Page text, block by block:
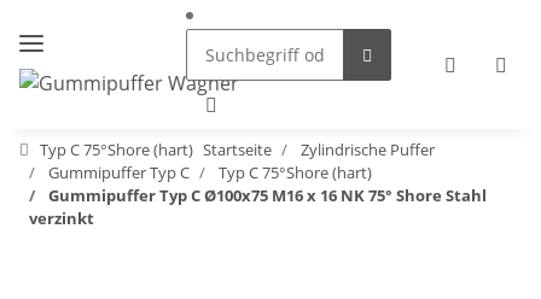
Typ C 75°Shore (hart) Startseite
Zylindrische Puffer
Gummipuffer Typ C
Typ C 75°Shore (hart)
Gummipuffer Typ C Ø100x75 M16 x 16 NK 75° Shore Stahl
verzinkt